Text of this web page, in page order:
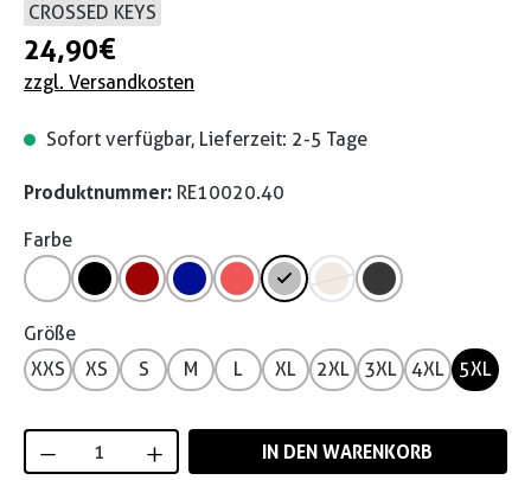
CROSSED KEYS
24,90 €
zzgl. Versandkosten
Sofort verfügbar, Lieferzeit: 2-5 Tage
Produktnummer: RE10020.40
Farbe
Größe
XXS
XS S M L XL 2XL 3XL 4XL 5XL
Produkt Anzahl: Gib den gewünschten
IN DEN WARENKORB